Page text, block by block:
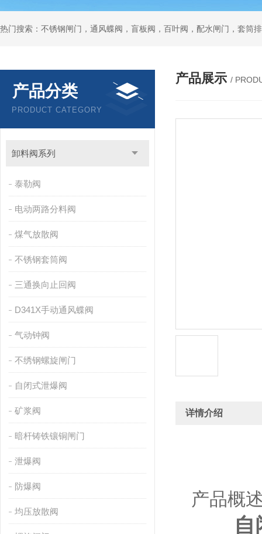
热门搜索：不锈钢闸门，通风蝶阀，盲板阀，百叶阀，配水闸门，套筒
产品分类
PRODUCT CATEGORY
卸料阀系列
泰勒阀
电动两路分料阀
煤气放散阀
不锈钢套筒阀
三通换向止回阀
D341X手动通风蝶阀
气动钟阀
不绣钢螺旋闸门
自闭式泄爆阀
矿浆阀
暗杆铸铁镶铜闸门
泄爆阀
防爆阀
均压放散阀
产品展示 /
详情介绍
产品概
自闭